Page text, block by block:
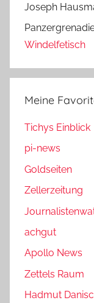
Joseph
Windelfetisch
Meine
Tichys Einblick
pi-news
Goldseiten
Zellerzeitung
achgut
Apollo News
Zettels Raum
Hadmut